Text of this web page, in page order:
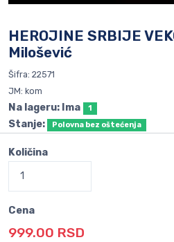
HEROJINE SRBIJE
Milošević
Šifra: 22571
JM: kom
Na lageru: Ima 1
Stanje: Polovna bez oštećenja
Količina
Cena
999.00 RSD